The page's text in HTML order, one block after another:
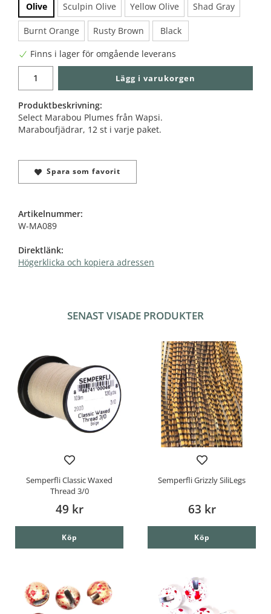
Olive
Sculpin Olive Yellow Olive Shad Gray
Burnt Orange Rusty Brown Black
Finns i lager för omgående leverans
Lägg i varukorgen
Produktbeskrivning:
Select Marabou Plumes från Wapsi.
Maraboufjädrar, 12 st i varje paket.
Spara som favorit
Artikelnummer:
W-MA089
Direktlänk:
Högerklicka och kopiera adressen
SENAST VISADE PRODUKTER
Semperfli Classic Waxed
Thread 3/0
49 kr
Köp
Semperfli Grizzly SiliLegs
63 kr
Köp